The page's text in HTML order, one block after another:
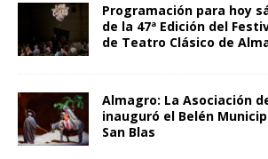
Programación para hoy
de la 47ª Edición del
de Teatro Clásico de
Almagro: La Asociación
inauguró el Belén
San Blas